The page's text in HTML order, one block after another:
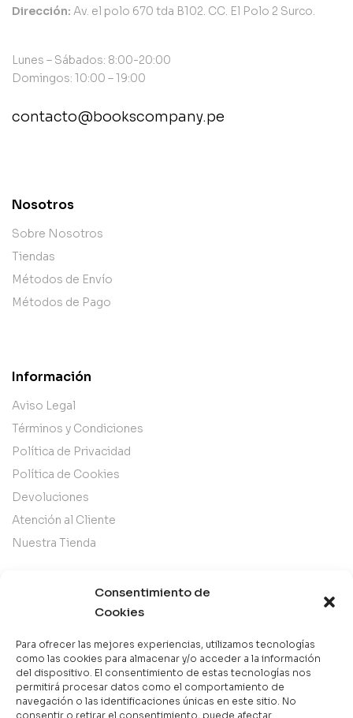
Consentimiento de
Cookies
Para ofrecer las mejores experiencias, utilizamos tecnologías
como las cookies para almacenar y/o acceder a la información
del dispositivo. El consentimiento de estas tecnologías nos
permitirá procesar datos como el comportamiento de
navegación o las identificaciones únicas en este sitio. No
consentir o retirar el consentimiento, puede afectar
Dirección: Av. el polo 670 tda B102. CC. El Polo 2 Surco.
Lunes – Sábados: 8:00-20:00
Domingos: 10:00 – 19:00
contacto@bookscompany.pe
Nosotros
Sobre Nosotros
Tiendas
Métodos de Envío
Métodos de Pago
Información
Aviso Legal
Términos y Condiciones
Política de Privacidad
Política de Cookies
Devoluciones
Atención al Cliente
Nuestra Tienda
Mejor Valorados
Top de la Semana
Libros en Oferta
Novedades